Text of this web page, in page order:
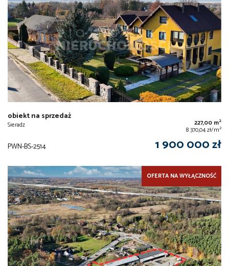
obiekt na sprzedaż
Sieradz 227,00 m2
8 370,04 zł/m2
PWN-BS-2514 1 900 000 zł
OFERTA NA WYŁĄCZNOŚĆ